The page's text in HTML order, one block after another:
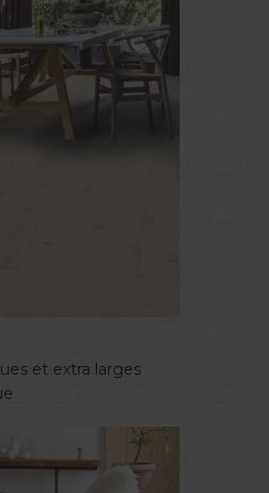
et extra larges